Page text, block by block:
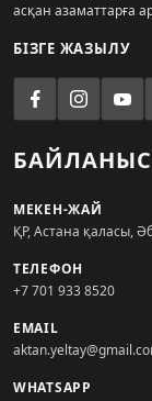
асқан азаматтарға
БІЗГЕ ЖАЗЫЛУ
БАЙЛАНЫС
МЕКЕН-ЖАЙ
ҚР, Астана қаласы,
ТЕЛЕФОН
+7 701 933 8520
EMAIL
WHATSAPP